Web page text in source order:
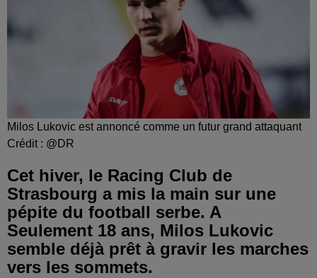
Milos Lukovic est annoncé comme un futur grand attaquant
Crédit : @DR
Cet hiver, le Racing Club de
Strasbourg a mis la main sur une
pépite du football serbe. A
Seulement 18 ans, Milos Lukovic
semble déjà prêt à gravir les marches
vers les sommets.